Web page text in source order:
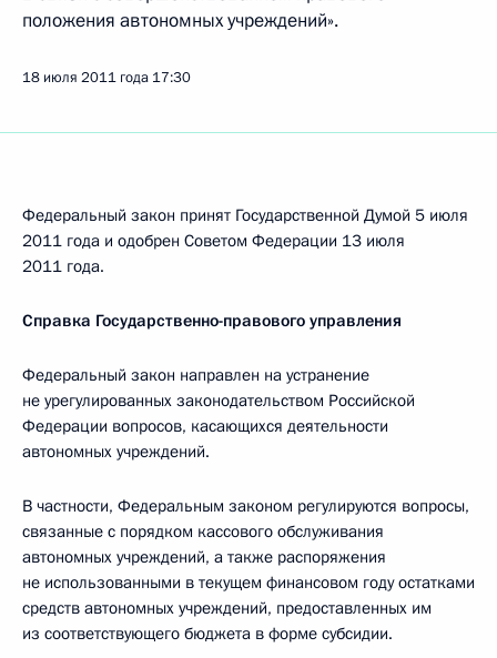
положения автономных учреждений».
18 июля 2011 года 17:30
Федеральный закон принят Государственной Думой 5 июля
2011 года и одобрен Советом Федерации 13 июля
2011 года.
Справка Государственно-правового управления
Федеральный закон направлен на устранение
не урегулированных законодательством Российской
Федерации вопросов, касающихся деятельности
автономных учреждений.
В частности, Федеральным законом регулируются вопросы,
связанные с порядком кассового обслуживания
автономных учреждений, а также распоряжения
не использованными в текущем финансовом году остатками
средств автономных учреждений, предоставленных им
из соответствующего бюджета в форме субсидии.